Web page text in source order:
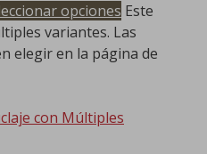
opciones Este
variantes. Las
elegir en la página de